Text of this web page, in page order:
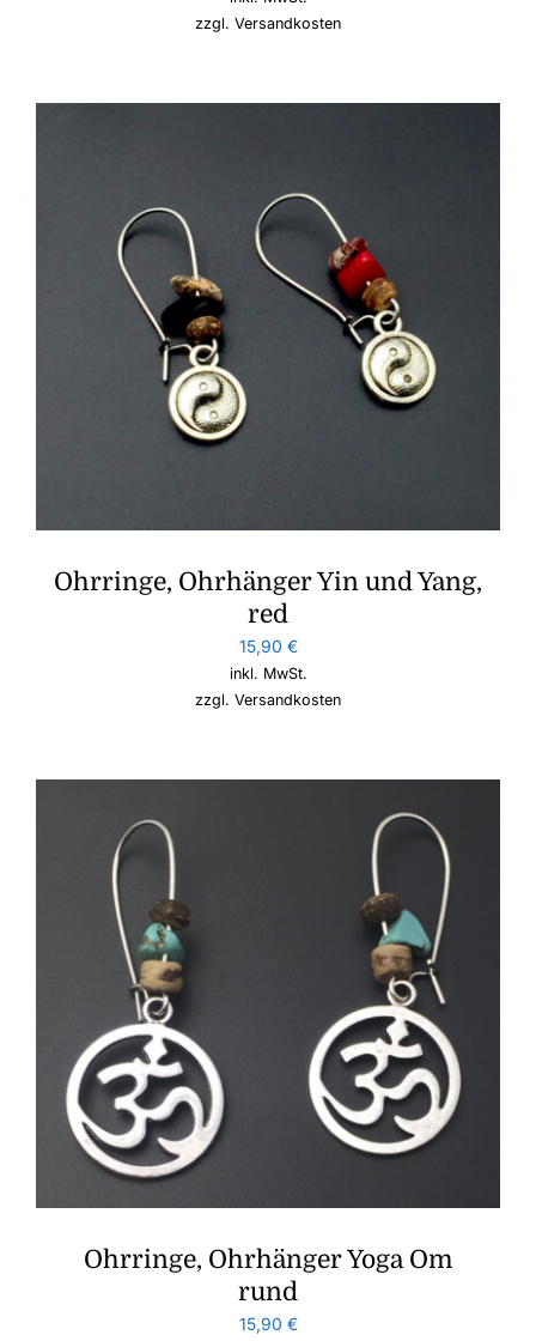
zzgl. Versandkosten
Ohrringe, Ohrhänger Yin und Yang,
red
15,90 €
inkl. MwSt.
zzgl. Versandkosten
Ohrringe, Ohrhänger Yoga Om
rund
15,90 €